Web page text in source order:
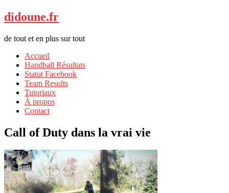
didoune.fr
de tout et en plus sur tout
Accueil
Handball Résultats
Statut Facebook
Team Results
Tutoriaux
À propos
Contact
Call of Duty dans la vrai vie